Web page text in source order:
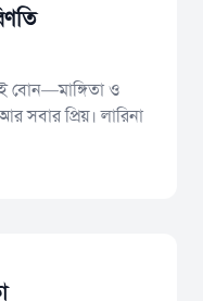
বোন—মাঙ্গিতা ও
সবার প্রিয়। লারিনা